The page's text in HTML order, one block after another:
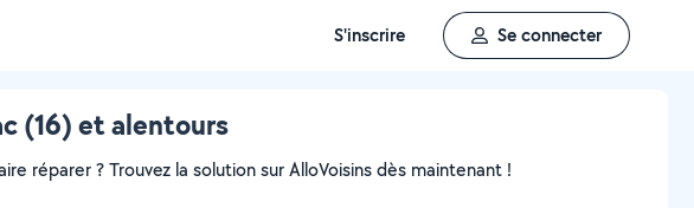
S'inscrire Se connecter
(16) et alentours
réparer ? Trouvez la solution sur AlloVoisins dès maintenant !